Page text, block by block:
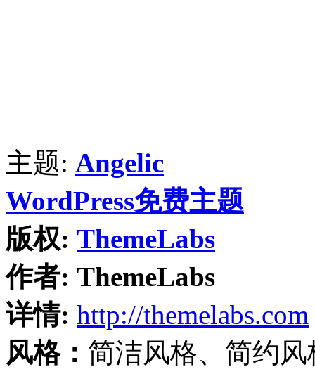
主题: Angelic
WordPress免费主题
版权: ThemeLabs
作者: ThemeLabs
详情: http://themelabs.com
风格： 简洁风格、简约风